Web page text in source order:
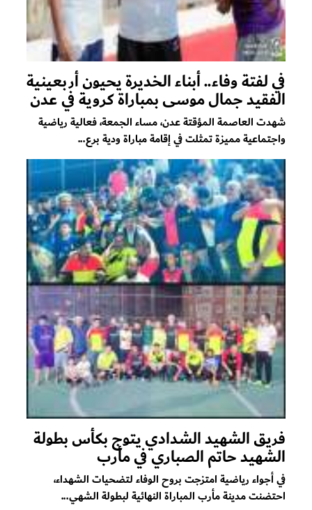
في لفتة وفاء.. أبناء الخديرة يحيون أربعينية
الفقيد جمال موسى بمباراة كروية في عدن
​شهدت العاصمة المؤقتة عدن، مساء الجمعة، فعالية رياضية
واجتماعية مميزة تمثلت في إقامة مباراة ودية برع...
فريق الشهيد الشدادي يتوج بكأس بطولة
الشهيد حاتم الصباري في مأرب
في أجواء رياضية امتزجت بروح الوفاء لتضحيات الشهداء،
احتضنت مدينة مأرب المباراة النهائية لبطولة الشهي...